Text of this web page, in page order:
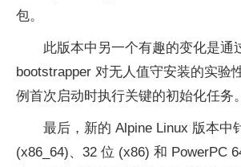
包。
此版本中另一个有趣的变化是通
bootstrapper 对无人值守安装的实验
例首次启动时执行关键的初始化任务。
最后，新的 Alpine Linux 版本中
(x86_64)、32 位 (x86) 和 PowerPC